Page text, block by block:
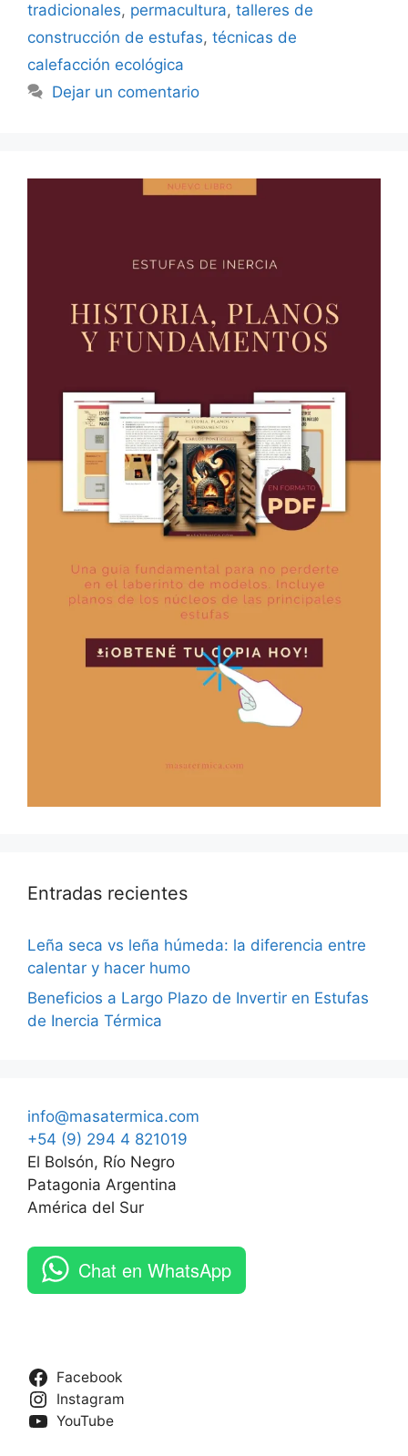
tradicionales, permacultura, talleres de
construcción de estufas, técnicas de
calefacción ecológica
Dejar un comentario
Entradas recientes
Leña seca vs leña húmeda: la diferencia entre
calentar y hacer humo
Beneficios a Largo Plazo de Invertir en Estufas
de Inercia Térmica
info@masatermica.com
+54 (9) 294 4 821019
El Bolsón, Río Negro
Patagonia Argentina
América del Sur
Chat en WhatsApp
Facebook
Instagram
YouTube